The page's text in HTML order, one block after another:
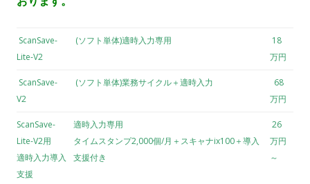
ScanSave-
Lite-V2
(ソフト単体)適時入力専用
18
万円
ScanSave-
V2
(ソフト単体)業務サイクル＋適時入力
68
万円
ScanSave-
Lite-V2用
適時入力導入
支援
適時入力専用
タイムスタンプ2,000個/月＋スキャナix100＋導入
支援付き
26
万円
～